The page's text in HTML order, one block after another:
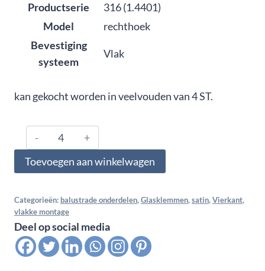
Productserie
316 (1.4401)
Model
rechthoek
Bevestiging
systeem
Vlak
kan gekocht worden in veelvouden van 4 ST.
0800.01.000.A4.01,
Glasklem
vlak
monoglas
8
mm,
Satin
Toevoegen aan winkelwagen
Categorieën: balustrade onderdelen, Glasklemmen, satin, Vierkant,
vlakke montage
Deel op social media